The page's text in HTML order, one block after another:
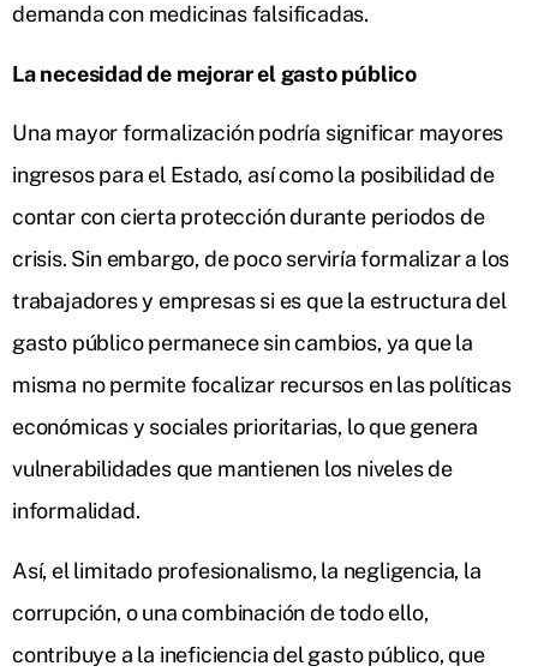
demanda con medicinas falsificadas.
La necesidad de mejorar el gasto público
Una mayor formalización podría significar mayores
ingresos para el Estado, así como la posibilidad de
contar con cierta protección durante periodos de
crisis. Sin embargo, de poco serviría formalizar a los
trabajadores y empresas si es que la estructura del
gasto público permanece sin cambios, ya que la
misma no permite focalizar recursos en las políticas
económicas y sociales prioritarias, lo que genera
vulnerabilidades que mantienen los niveles de
informalidad.
Así, el limitado profesionalismo, la negligencia, la
corrupción, o una combinación de todo ello,
contribuye a la ineficiencia del gasto público, que